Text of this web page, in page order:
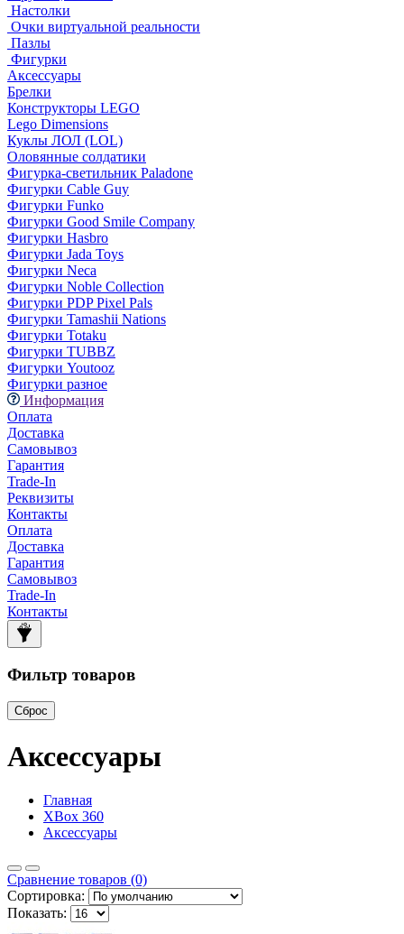
Настолки
Очки виртуальной реальности
Пазлы
Фигурки
Аксессуары
Брелки
Конструкторы LEGO
Lego Dimensions
Куклы ЛОЛ (LOL)
Оловянные солдатики
Фигурка-светильник Paladone
Фигурки Cable Guy
Фигурки Funko
Фигурки Good Smile Company
Фигурки Hasbro
Фигурки Jada Toys
Фигурки Neca
Фигурки Noble Collection
Фигурки PDP Pixel Pals
Фигурки Tamashii Nations
Фигурки Totaku
Фигурки TUBBZ
Фигурки Youtooz
Фигурки разное
Информация
Оплата
Доставка
Самовывоз
Гарантия
Trade-In
Реквизиты
Контакты
Оплата
Доставка
Гарантия
Самовывоз
Trade-In
Контакты
Фильтр товаров
Сброс
Аксессуары
Главная
XBox 360
Аксессуары
Сравнение товаров (0)
Сортировка:
Показать: